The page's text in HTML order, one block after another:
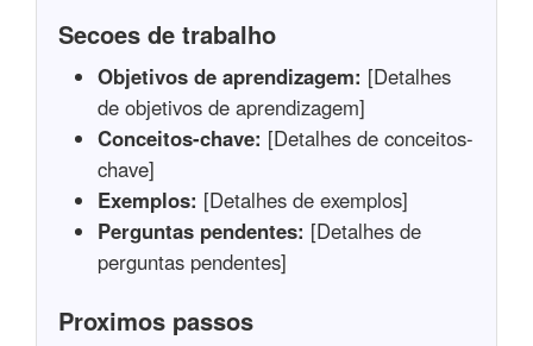
Secoes de trabalho
Objetivos de aprendizagem: [Detalhes
de objetivos de aprendizagem]
Conceitos-chave: [Detalhes de conceitos-
chave]
Exemplos: [Detalhes de exemplos]
Perguntas pendentes: [Detalhes de
perguntas pendentes]
Proximos passos